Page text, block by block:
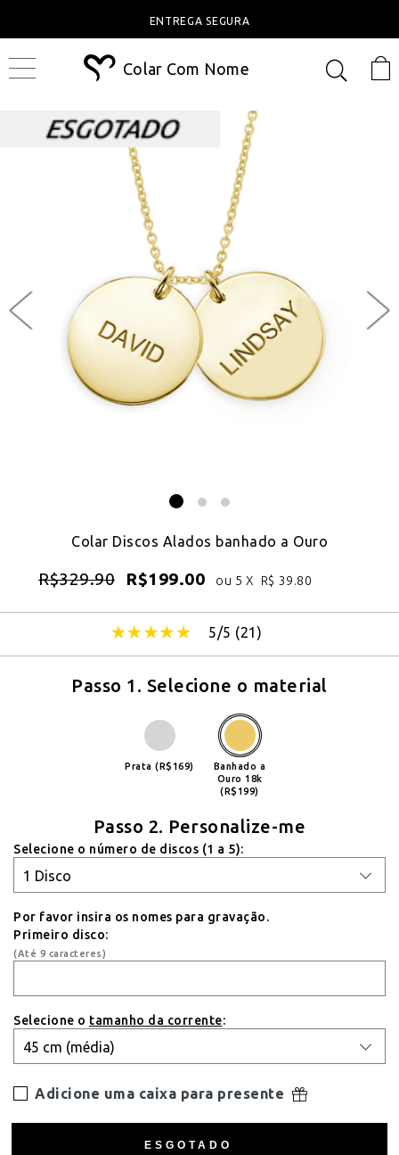
ENTREGA SEGURA
Colar Com Nome
Colar Discos Alados banhado a Ouro
R$329.90 R$199.00 ou 5 X R$ 39.80
5/5 (21)
Passo 1. Selecione o material
Prata (R$169)
Banhado a
Ouro 18k
(R$199)
Passo 2. Personalize-me
Selecione o número de discos (1 a 5):
Por favor insira os nomes para gravação.
Primeiro disco:
(Até 9 caracteres)
Selecione o tamanho da corrente:
Adicione uma caixa para presente